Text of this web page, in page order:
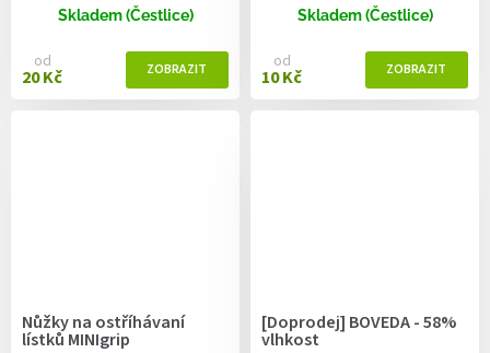
Skladem (Čestlice)
od
20 Kč
Skladem (Čestlice)
od
10 Kč
Nůžky na ostříhávaní
lístků MINIgrip
[Doprodej] BOVEDA - 58%
vlhkost